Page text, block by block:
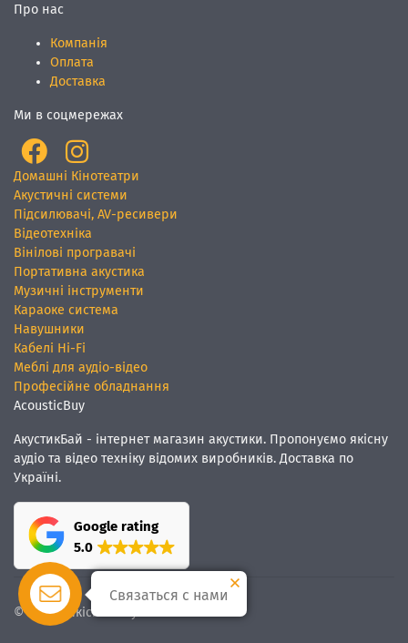
Про нас
Компанія
Оплата
Доставка
Ми в соцмережах
Домашні Кінотеатри
Акустичні системи
Підсилювачі, AV-ресивери
Відеотехніка
Вінілові програвачі
Портативна акустика
Музичні інструменти
Караоке система
Навушники
Кабелі Hi-Fi
Меблі для аудіо-відео
Професійне обладнання
AcousticBuy
АкустикБай - інтернет магазин акустики. Пропонуємо якісну
аудіо та відео техніку відомих виробників. Доставка по
Україні.
Google rating
5.0
© Ми якісний звук
Связаться с нами